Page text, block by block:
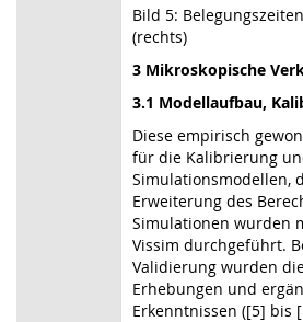
Bild 5:
(rechts)
3 Mikroskopische
3.1 Modellaufbau,
Diese empirisch
für die Kalibrierung
Simulationsmodellen,
Erweiterung des
Simulationen wurden
Vissim durchgeführt.
Validierung wurden
Erhebungen und
Erkenntnissen ([5] bis